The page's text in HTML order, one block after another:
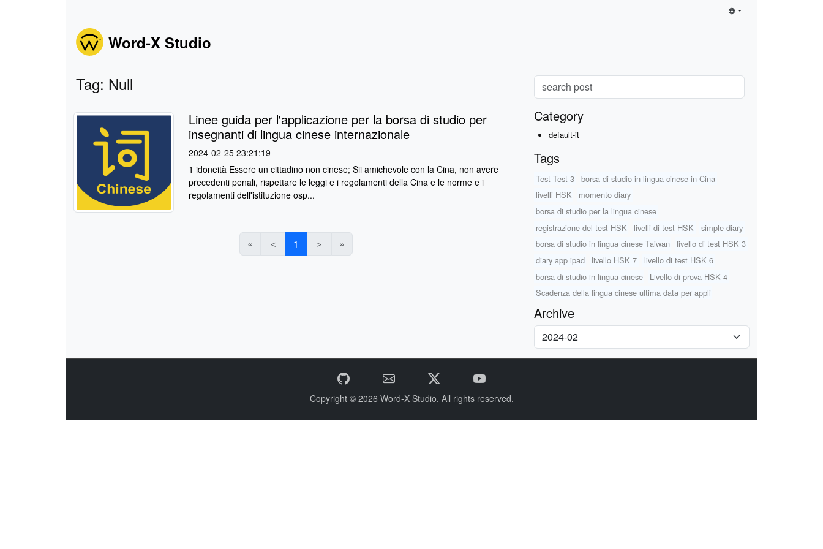
Word-X Studio
Tag: Null
Linee guida per l'applicazione per la borsa di studio per
insegnanti di lingua cinese internazionale
2024-02-25 23:21:19
1 idoneità Essere un cittadino non cinese; Sii amichevole con la Cina, non avere
precedenti penali, rispettare le leggi e i regolamenti della Cina e le norme e i
regolamenti dell'istituzione osp...
« ＜ 1 ＞ »
Category
default-it
Tags
Test Test 3
borsa di studio in lingua cinese in Cina
livelli HSK
momento diary
borsa di studio per la lingua cinese
registrazione del test HSK
livelli di test HSK
simple diary
borsa di studio in lingua cinese Taiwan
livello di test HSK 3
diary app ipad
livello HSK 7
livello di test HSK 6
borsa di studio in lingua cinese
Livello di prova HSK 4
Scadenza della lingua cinese ultima data per appli
Archive
Copyright © 2026 Word-X Studio. All rights reserved.